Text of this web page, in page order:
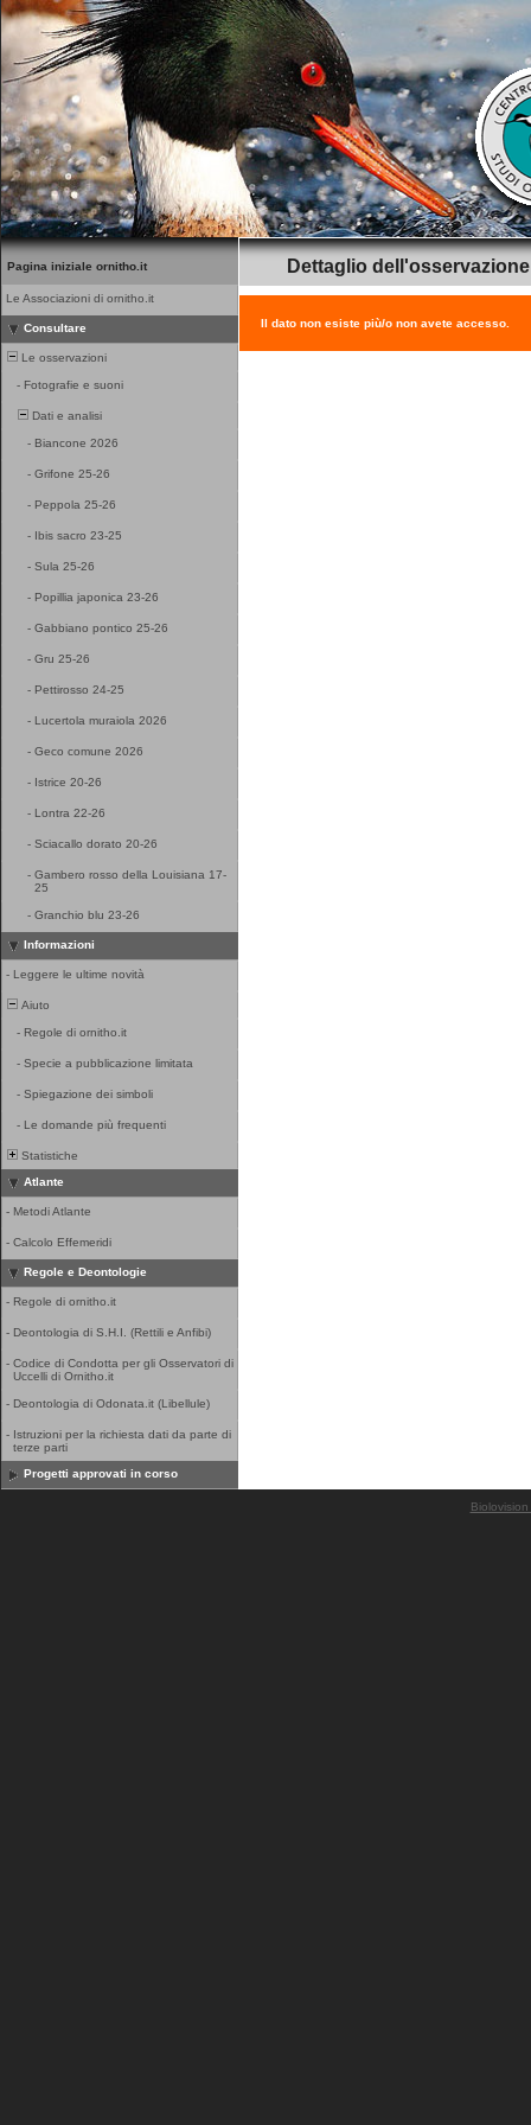
Pagina iniziale ornitho.it
Le Associazioni di ornitho.it
Consultare
Le osservazioni
- Fotografie e suoni
Dati e analisi
- Biancone 2026
- Grifone 25-26
- Peppola 25-26
- Ibis sacro 23-25
- Sula 25-26
- Popillia japonica 23-26
- Gabbiano pontico 25-26
- Gru 25-26
- Pettirosso 24-25
- Lucertola muraiola 2026
- Geco comune 2026
- Istrice 20-26
- Lontra 22-26
- Sciacallo dorato 20-26
- Gambero rosso della Louisiana 17-
25
- Granchio blu 23-26
Informazioni
- Leggere le ultime novità
Aiuto
- Regole di ornitho.it
- Specie a pubblicazione limitata
- Spiegazione dei simboli
- Le domande più frequenti
Statistiche
Atlante
- Metodi Atlante
- Calcolo Effemeridi
Regole e Deontologie
- Regole di ornitho.it
- Deontologia di S.H.I. (Rettili e Anfibi)
- Codice di Condotta per gli Osservatori di
Uccelli di Ornitho.it
- Deontologia di Odonata.it (Libellule)
- Istruzioni per la richiesta dati da parte di
terze parti
Progetti approvati in corso
Dettaglio dell'osservazione
Il dato non esiste più/o non avete accesso.
Biolovision